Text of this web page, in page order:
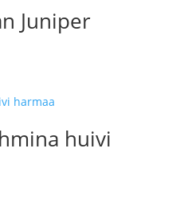
Juniper
huivi